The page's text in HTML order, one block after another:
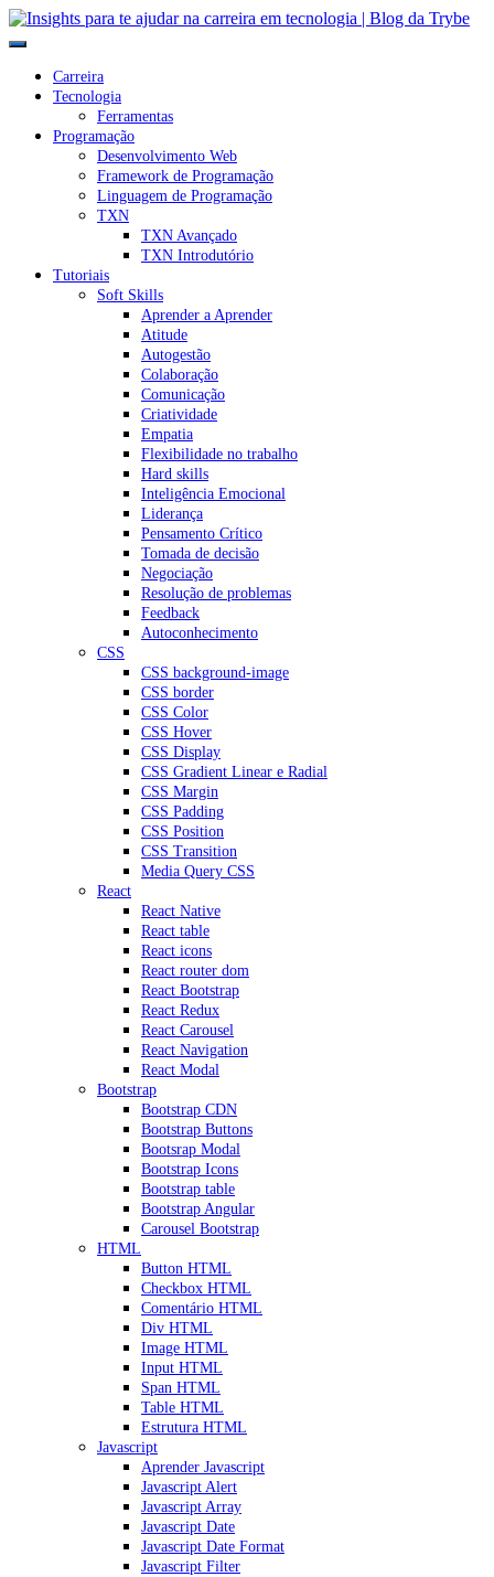
Carreira
Tecnologia
Ferramentas
Programação
Desenvolvimento Web
Framework de Programação
Linguagem de Programação
TXN
TXN Avançado
TXN Introdutório
Tutoriais
Soft Skills
Aprender a Aprender
Atitude
Autogestão
Colaboração
Comunicação
Criatividade
Empatia
Flexibilidade no trabalho
Hard skills
Inteligência Emocional
Liderança
Pensamento Crítico
Tomada de decisão
Negociação
Resolução de problemas
Feedback
Autoconhecimento
CSS
CSS background-image
CSS border
CSS Color
CSS Hover
CSS Display
CSS Gradient Linear e Radial
CSS Margin
CSS Padding
CSS Position
CSS Transition
Media Query CSS
React
React Native
React table
React icons
React router dom
React Bootstrap
React Redux
React Carousel
React Navigation
React Modal
Bootstrap
Bootstrap CDN
Bootstrap Buttons
Bootsrap Modal
Bootstrap Icons
Bootstrap table
Bootstrap Angular
Carousel Bootstrap
HTML
Button HTML
Checkbox HTML
Comentário HTML
Div HTML
Image HTML
Input HTML
Span HTML
Table HTML
Estrutura HTML
Javascript
Aprender Javascript
Javascript Alert
Javascript Array
Javascript Date
Javascript Date Format
Javascript Filter